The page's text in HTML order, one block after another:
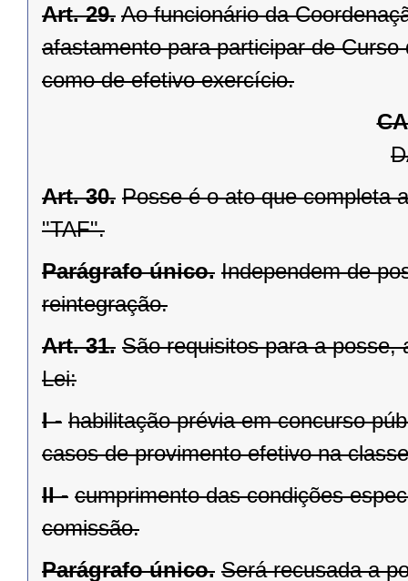
Art. 29. Ao funcionário da
afastamento para participar de
como de efetivo exercício.
Art. 30. Posse é o ato que completa
"TAF".
Parágrafo único. Independem de
reintegração.
Art. 31. São requisitos para a posse,
Lei:
I - habilitação prévia em concurso
casos de provimento efetivo na
II - cumprimento das condições
comissão.
Parágrafo único. Será recusada a